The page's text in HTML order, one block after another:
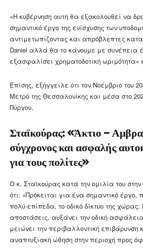
«Η κυβέρνηση αυτή θα εξακολουθεί να
σημαντικό έργο της ενίσχυσης των
αντιμετωπίζοντας και απρόβλεπτες
Daniel αλλά θα το κάνουμε με συνέπεια
εξασφαλίσει χρηματοδοτική ωριμότητα»
Επίσης, εξήγγειλε ότι τον Νοέμβριο του
Μετρό της Θεσσαλονίκης και μέσα στο
Πύργου.
Σταϊκούρας: «Άκτιο –
σύγχρονος και ασφαλής
για τους πολίτες»
Ο κ. Σταϊκούρας κατά την ομιλία του
ότι: «Πρόκειται για ένα σημαντικό έργο,
πολύ-επίπεδα, το οδικό δίκτυο της χώρας.
αποστάσεις, αυξάνει την οδική
μειώνει την περιβαλλοντική επιβάρυνση
αναπτυξιακή ώθηση στην περιοχή προς